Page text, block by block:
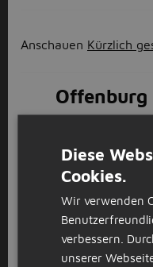
Anschauen Kürzlich
Offenburg
Du suchst nach den
findest du bei uns!
und schau, ob dich
oder auch gleich
Unternehmen warten
im
wird jeder
weiter unten. Du
Diese
Cookies.
Wir verwenden
verbessern.
unserer